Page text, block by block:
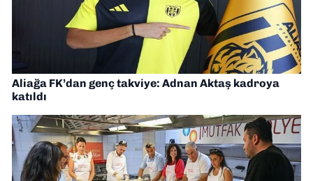
Aliağa FK’dan genç takviye: Adnan Aktaş kadroya
katıldı